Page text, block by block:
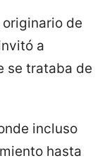
de
a
se trataba de
incluso
hasta